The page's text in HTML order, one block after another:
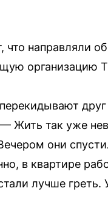
что направляли
организацию
Жить так уже
они
в квартире
лучше